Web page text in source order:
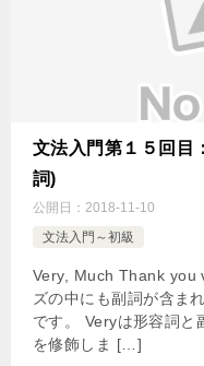
文法入門第１５回目
詞)
公開日： 2018-11-10
文法入門～初級
Very, Much Thank you
ズの中にも副詞が含ま
です。 Veryは形容詞と
を修飾しま […]